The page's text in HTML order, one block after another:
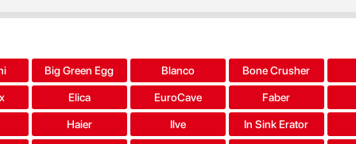
Big Green Egg Blanco Bone Crusher
Elica EuroCave Faber
Haier Ilve In Sink Erator